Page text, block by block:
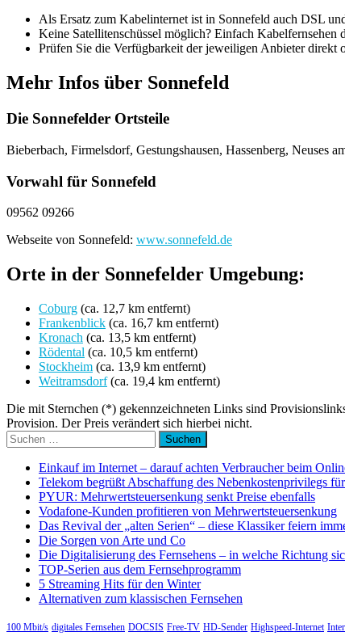
Als Ersatz zum Kabelinternet ist in Sonnefeld auch DSL
Keine Satellitenschüssel möglich? Einfach Kabelfernsehen
Prüfen Sie die Verfügbarkeit der jeweiligen Anbieter direkt
Mehr Infos über Sonnefeld
Die Sonnefelder Ortsteile
Bieberbach, Firmelsdorf, Gestungshausen, Hassenberg, Neuses
Vorwahl für Sonnefeld
09562 09266
Webseite von Sonnefeld: www.sonnefeld.de
Orte in der Sonnefelder Umgebung:
Coburg (ca. 12,7 km entfernt)
Frankenblick (ca. 16,7 km entfernt)
Kronach (ca. 13,5 km entfernt)
Rödental (ca. 10,5 km entfernt)
Stockheim (ca. 13,9 km entfernt)
Weitramsdorf(ca. 19,4 km entfernt)
Die mit Sternchen (*) gekennzeichneten Links sind
Provision. Der Preis verändert sich hierbei nicht.
Suchen
nach:
Einkauf im Internet – darauf achten Verbraucher beim
Telekom begrüßt Abschaffung des Nebenkostenprivilegs
PYUR: Mehrwertsteuersenkung senkt Preise ebenfalls
Vodafone-Kunden profitieren von Mehrwertsteuersenkung
Das Revival der „alten Serien“ – diese Klassiker feiern
Die Sorgen von Arte und Co
Die Digitalisierung des Fernsehens – in welche Richtung
TOP-Serien aus dem Fernsehprogramm
5 Streaming Hits für den Winter
Alternativen zum klassischen Fernsehen
100 Mbit/s digitales Fernsehen DOCSIS Free-TV HD-Sender Highspeed-Internet